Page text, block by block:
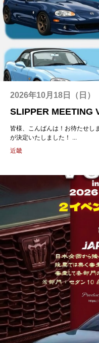
2026年10月18日（日）
SLIPPER MEETING
皆様、こんばんは！お待たせし
が決定いたしました！ ...
近畿